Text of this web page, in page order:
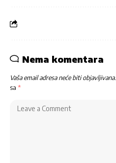
Nema komentara
Vaša email adresa neće biti objavljivana.
sa *